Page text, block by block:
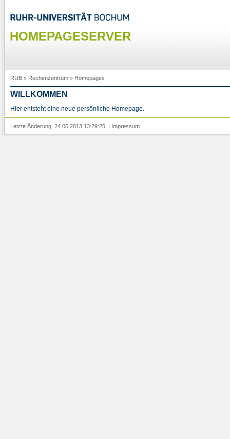
HOMEPAGESERVER
RUB » Rechenzentrum » Homepages
WILLKOMMEN
Hier entsteht eine neue persönliche Homepage.
Letzte Änderung: 24.05.2013 13:29:25 | Impressum